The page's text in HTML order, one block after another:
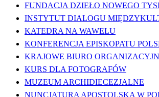
FUNDACJA DZIEŁO NOWEGO
INSTYTUT DIALOGU
KATEDRA NA WAWELU
KONFERENCJA EPISKOPATU
KRAJOWE BIURO
KURS DLA FOTOGRAFÓW
MUZEUM ARCHIDIECEZJALNE
NUNCJATURA APOSTOLSKA W